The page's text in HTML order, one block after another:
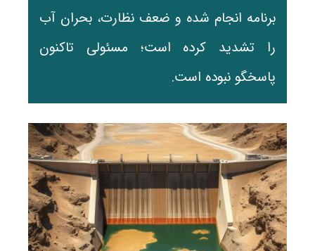
برنامه انجام شده و ضعف نظارت، بحران آب
را تشدید کرده است؛ مسئولی تاکنون
پاسخگو نبوده است.